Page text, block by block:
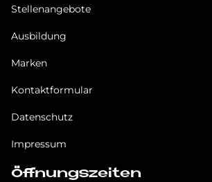
Stellenangebote
Ausbildung
Marken
Kontaktformular
Datenschutz
Impressum
Öffnungszeiten